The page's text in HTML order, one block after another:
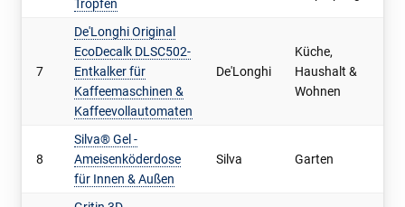
Tropfen
7
De'Longhi Original
EcoDecalk DLSC502-
Entkalker für
Kaffeemaschinen &
Kaffeevollautomaten
De'Longhi
Küche,
Haushalt &
Wohnen
8
Silva® Gel -
Ameisenköderdose
für Innen & Außen
Silva Garten